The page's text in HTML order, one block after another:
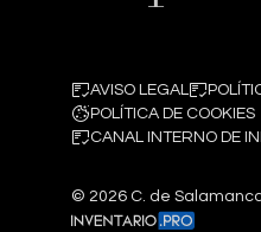
AVISO LEGAL
POLÍTICA DE COOKIES
CANAL INTERNO DE
© 2026 C. de